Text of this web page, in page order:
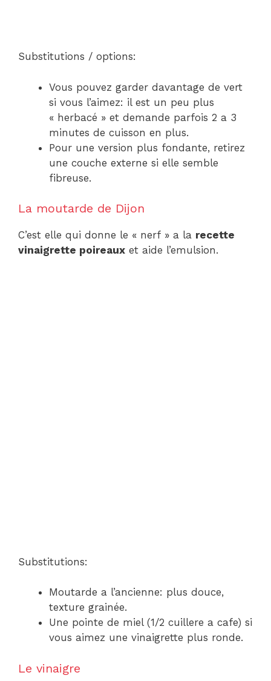
Substitutions / options:
Vous pouvez garder davantage de vert
si vous l’aimez: il est un peu plus
« herbacé » et demande parfois 2 a 3
minutes de cuisson en plus.
Pour une version plus fondante, retirez
une couche externe si elle semble
fibreuse.
La moutarde de Dijon
C’est elle qui donne le « nerf » a la recette
vinaigrette poireaux et aide l’emulsion.
Substitutions:
Moutarde a l’ancienne: plus douce,
texture grainée.
Une pointe de miel (1/2 cuillere a cafe) si
vous aimez une vinaigrette plus ronde.
Le vinaigre